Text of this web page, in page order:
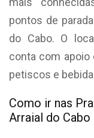
pontos de
do Cabo. O
conta com apoio
petiscos e
Como ir nas
Arraial do Cabo